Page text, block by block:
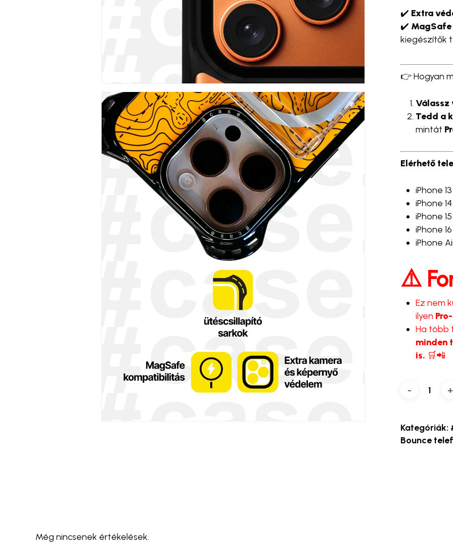
✔️ Extra
✔️
kiegészítők
👉 Hogyan
Tedd a
mintát
Elérhető
iPhone
iPhone
iPhone
iPhone
iPhone
⚠️
Ez nem
ilyen
Ha több
minden
is. 🛒📲
Kategóriák:
Bounce
Még nincsenek értékelések.